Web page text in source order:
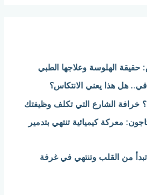
الهلوسة وعلاجها الطبي
هل هذا يعني الانتكاس؟
خرافة الشارع التي تكلف وظيفتك
معركة كيميائية تنتهي بتدمير
من القلب وتنتهي في غرفة